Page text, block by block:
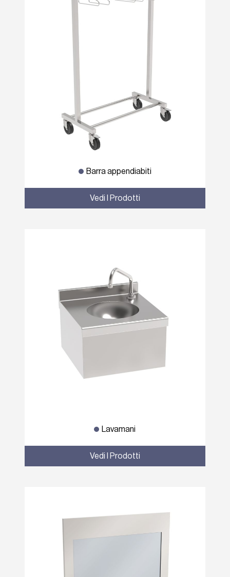
Barra appendiabiti
Vedi I Prodotti
Lavamani
Vedi I Prodotti